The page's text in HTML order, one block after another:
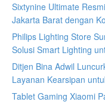
Sixtynine Ultimate
Jakarta Barat dengan
Philips Lighting Store
Solusi Smart Lighting
Ditjen Bina Adwil
Layanan Kearsipan
Tablet Gaming Xiaomi